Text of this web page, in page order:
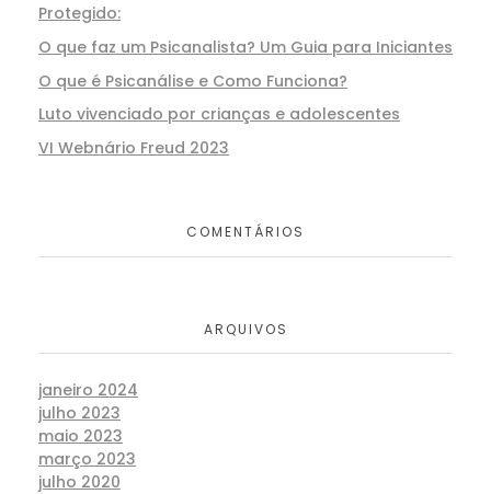
Protegido:
O que faz um Psicanalista? Um Guia para Iniciantes
O que é Psicanálise e Como Funciona?
Luto vivenciado por crianças e adolescentes
VI Webnário Freud 2023
COMENTÁRIOS
ARQUIVOS
janeiro 2024
julho 2023
maio 2023
março 2023
julho 2020